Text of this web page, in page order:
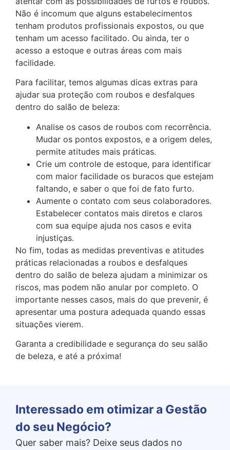
Não é incomum que alguns estabelecimentos
tenham produtos profissionais expostos, ou que
tenham um acesso facilitado. Ou ainda, ter o
acesso a estoque e outras áreas com mais
facilidade.
Para facilitar, temos algumas dicas extras para
ajudar sua proteção com roubos e desfalques
dentro do salão de beleza:
Analise os casos de roubos com recorrência.
Mudar os pontos expostos, e a origem deles,
permite atitudes mais práticas.
Crie um controle de estoque, para identificar
com maior facilidade os buracos que estejam
faltando, e saber o que foi de fato furto.
Aumente o contato com seus colaboradores.
Estabelecer contatos mais diretos e claros
com sua equipe ajuda nos casos e evita
injustiças.
No fim, todas as medidas preventivas e atitudes
práticas relacionadas a roubos e desfalques
dentro do salão de beleza ajudam a minimizar os
riscos, mas podem não anular por completo. O
importante nesses casos, mais do que prevenir, é
apresentar uma postura adequada quando essas
situações vierem.
Garanta a credibilidade e segurança do seu salão
de beleza, e até a próxima!
Interessado em otimizar a Gestão
do seu Negócio?
Quer saber mais? Deixe seus dados no